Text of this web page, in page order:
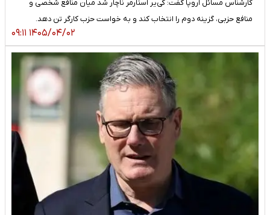
کارشناس مسائل اروپا گفت: کی‌یر استارمر ناچار شد میان منافع شخصی و
منافع حزبی، گزینه دوم را انتخاب کند و به خواست حزب کارگر تن دهد.
۱۴۰۵/۰۴/۰۲ ۰۹:۱۱